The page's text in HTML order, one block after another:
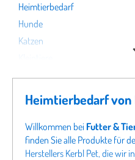
Heimtierbedarf
Hunde
Katzen
Nutztiere
Pferde
Terraristik
Vögel
Heimtierbedarf von
Willkommen bei Futter &
finden Sie alle Produkte für
Herstellers Kerbl Pet, die wir